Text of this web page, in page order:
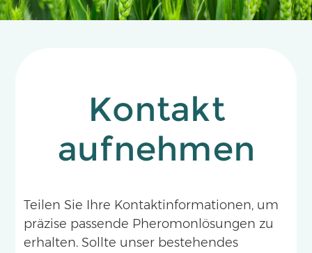
Kontakt
aufnehmen
Teilen Sie Ihre Kontaktinformationen, um
präzise passende Pheromonlösungen zu
erhalten. Sollte unser bestehendes